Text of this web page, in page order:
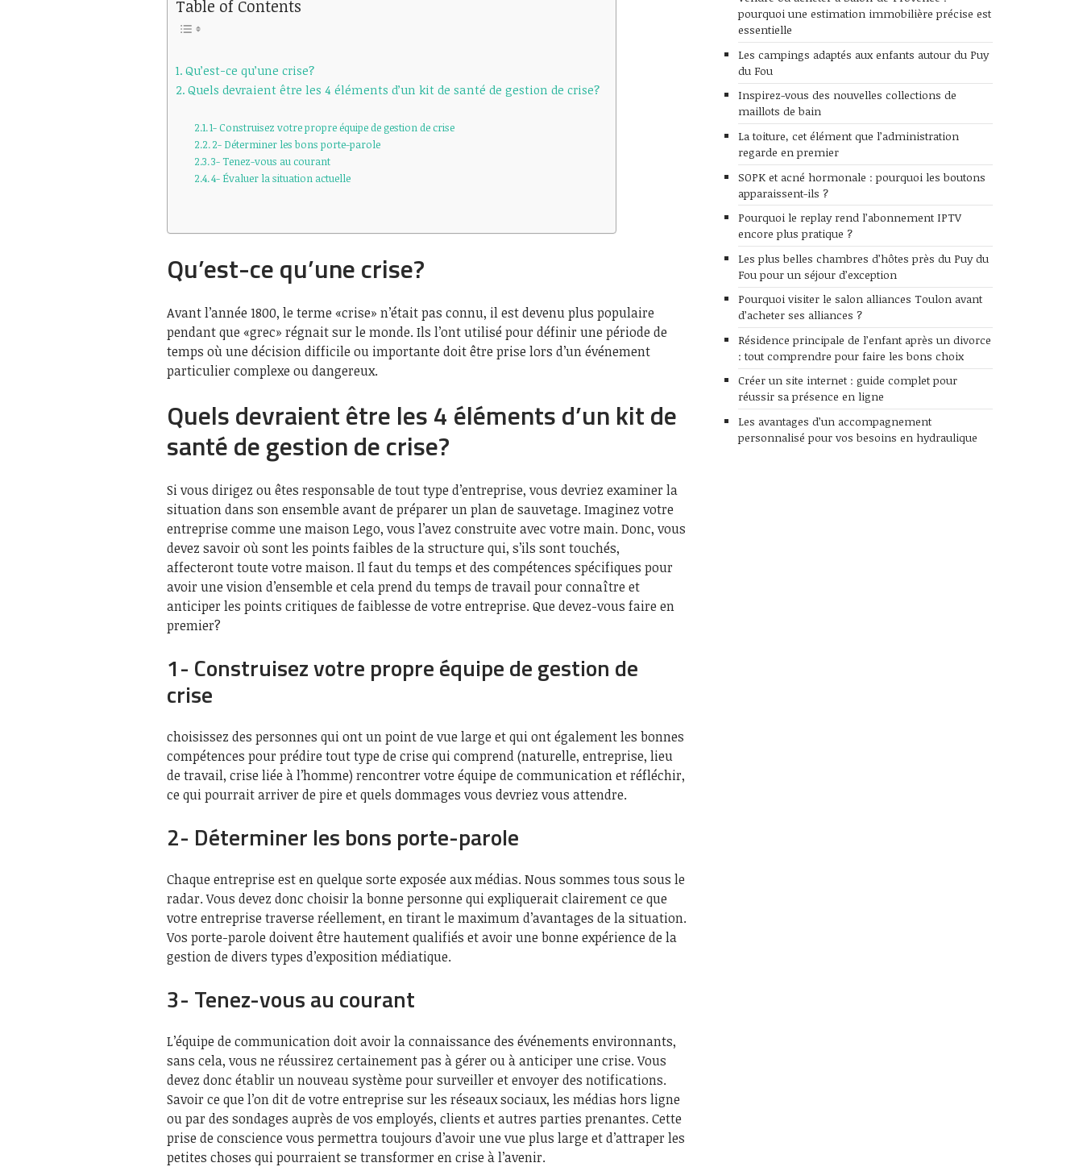
Table of Contents
Qu’est-ce qu’une crise?
Quels devraient être les 4 éléments d’un kit de santé de gestion de crise?
1- Construisez votre propre équipe de gestion de crise
2- Déterminer les bons porte-parole
3- Tenez-vous au courant
4- Évaluer la situation actuelle
Qu’est-ce qu’une crise?
Avant l’année 1800, le terme «crise» n’était pas connu, il est devenu plus populaire
pendant que «grec» régnait sur le monde. Ils l’ont utilisé pour définir une période de
temps où une décision difficile ou importante doit être prise lors d’un événement
particulier complexe ou dangereux.
Quels devraient être les 4 éléments d’un kit de
santé de gestion de crise?
Si vous dirigez ou êtes responsable de tout type d’entreprise, vous devriez examiner la
situation dans son ensemble avant de préparer un plan de sauvetage. Imaginez votre
entreprise comme une maison Lego, vous l’avez construite avec votre main. Donc, vous
devez savoir où sont les points faibles de la structure qui, s’ils sont touchés,
affecteront toute votre maison. Il faut du temps et des compétences spécifiques pour
avoir une vision d’ensemble et cela prend du temps de travail pour connaître et
anticiper les points critiques de faiblesse de votre entreprise. Que devez-vous faire en
premier?
1- Construisez votre propre équipe de gestion de
crise
choisissez des personnes qui ont un point de vue large et qui ont également les bonnes
compétences pour prédire tout type de crise qui comprend (naturelle, entreprise, lieu
de travail, crise liée à l’homme) rencontrer votre équipe de communication et réfléchir,
ce qui pourrait arriver de pire et quels dommages vous devriez vous attendre.
2- Déterminer les bons porte-parole
Chaque entreprise est en quelque sorte exposée aux médias. Nous sommes tous sous le
radar. Vous devez donc choisir la bonne personne qui expliquerait clairement ce que
votre entreprise traverse réellement, en tirant le maximum d’avantages de la situation.
Vos porte-parole doivent être hautement qualifiés et avoir une bonne expérience de la
gestion de divers types d’exposition médiatique.
3- Tenez-vous au courant
L’équipe de communication doit avoir la connaissance des événements environnants,
sans cela, vous ne réussirez certainement pas à gérer ou à anticiper une crise. Vous
devez donc établir un nouveau système pour surveiller et envoyer des notifications.
Savoir ce que l’on dit de votre entreprise sur les réseaux sociaux, les médias hors ligne
ou par des sondages auprès de vos employés, clients et autres parties prenantes. Cette
prise de conscience vous permettra toujours d’avoir une vue plus large et d’attraper les
petites choses qui pourraient se transformer en crise à l’avenir.
pourquoi une estimation immobilière précise est
essentielle
Les campings adaptés aux enfants autour du Puy
du Fou
Inspirez-vous des nouvelles collections de
maillots de bain
La toiture, cet élément que l’administration
regarde en premier
SOPK et acné hormonale : pourquoi les boutons
apparaissent-ils ?
Pourquoi le replay rend l’abonnement IPTV
encore plus pratique ?
Les plus belles chambres d’hôtes près du Puy du
Fou pour un séjour d’exception
Pourquoi visiter le salon alliances Toulon avant
d’acheter ses alliances ?
Résidence principale de l’enfant après un divorce
: tout comprendre pour faire les bons choix
Créer un site internet : guide complet pour
réussir sa présence en ligne
Les avantages d’un accompagnement
personnalisé pour vos besoins en hydraulique